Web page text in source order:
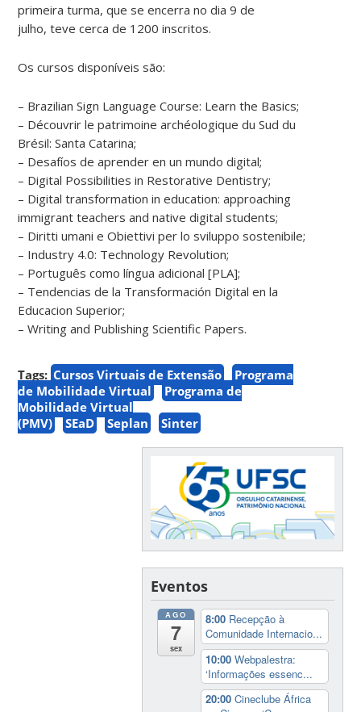
primeira turma, que se encerra no dia 9 de
julho, teve cerca de 1200 inscritos.
Os cursos disponíveis são:
– Brazilian Sign Language Course: Learn the Basics;
– Découvrir le patrimoine archéologique du Sud du
Brésil: Santa Catarina;
– Desafíos de aprender en un mundo digital;
– Digital Possibilities in Restorative Dentistry;
– Digital transformation in education: approaching
immigrant teachers and native digital students;
– Diritti umani e Obiettivi per lo sviluppo sostenibile;
– Industry 4.0: Technology Revolution;
– Português como língua adicional [PLA];
– Tendencias de la Transformación Digital en la
Educacion Superior;
– Writing and Publishing Scientific Papers.
Tags: Cursos Virtuais de Extensão
Programa
de Mobilidade Virtual
Programa de
Mobilidade Virtual
(PMV)
SEaD Seplan Sinter
Eventos
AGO
7
sex
8:00 Recepção à
Comunidade Internacio...
10:00Webpalestra:
‘Informações essenc...
20:00Cineclube África